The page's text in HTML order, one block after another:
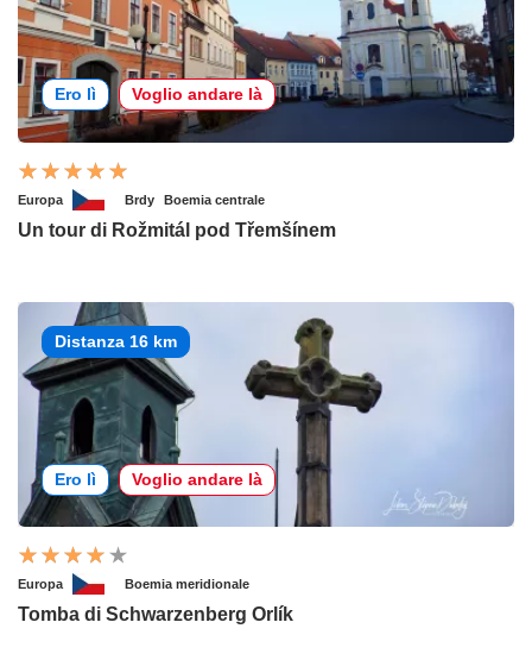
Ero lì Voglio andare là
Europa Brdy Boemia centrale
Un tour di Rožmitál pod Třemšínem
Distanza 16 km
Ero lì Voglio andare là
Europa Boemia meridionale
Tomba di Schwarzenberg Orlík